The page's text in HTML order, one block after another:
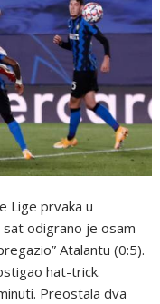
Lige prvaka u
odigrano je osam
Atalantu (0:5).
hat-trick.
Preostala dva